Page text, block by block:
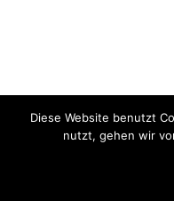
Diese Website benutzt
nutzt, gehen wir